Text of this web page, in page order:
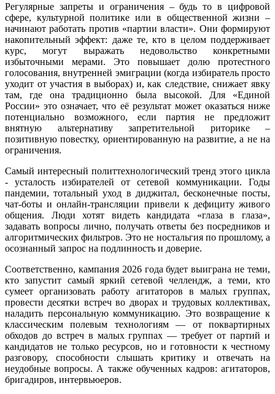
Регулярные запреты и ограничения – будь то в цифровой
сфере, культурной политике или в общественной жизни –
начинают работать против «партии власти». Они формируют
накопительный эффект: даже те, кто в целом поддерживает
курс, могут выражать недовольство конкретными
избыточными мерами. Это повышает долю протестного
голосования, внутренней эмиграции (когда избиратель просто
уходит от участия в выборах) и, как следствие, снижает явку
там, где она традиционно была высокой. Для «Единой
России» это означает, что её результат может оказаться ниже
потенциально возможного, если партия не предложит
внятную альтернативу запретительной риторике –
позитивную повестку, ориентированную на развитие, а не на
ограничения.
Самый интересный политтехнологический тренд этого цикла
- усталость избирателей от сетевой коммуникации. Годы
пандемии, тотальный уход в диджитал, бесконечные посты,
чат-боты и онлайн-трансляции привели к дефициту живого
общения. Люди хотят видеть кандидата «глаза в глаза»,
задавать вопросы лично, получать ответы без посредников и
алгоритмических фильтров. Это не ностальгия по прошлому, а
осознанный запрос на подлинность и доверие.
Соответственно, кампания 2026 года будет выиграна не теми,
кто запустит самый яркий сетевой челлендж, а теми, кто
сумеет организовать работу агитаторов в малых группах,
провести десятки встреч во дворах и трудовых коллективах,
наладить персональную коммуникацию. Это возвращение к
классическим полевым технологиям — от поквартирных
обходов до встреч в малых группах — требует от партий и
кандидатов не только ресурсов, но и готовности к честному
разговору, способности слышать критику и отвечать на
неудобные вопросы. А также обученных кадров: агитаторов,
бригадиров, интервьюеров.